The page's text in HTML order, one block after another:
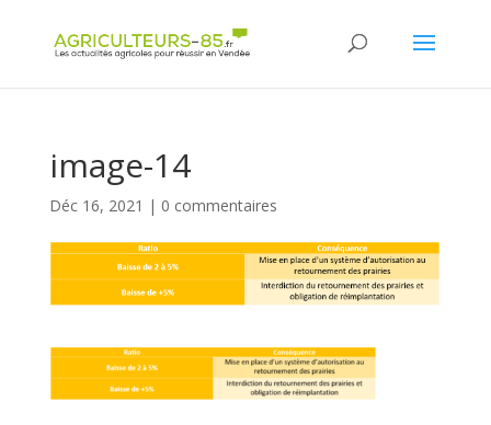
image-14
Déc 16, 2021 | 0 commentaires